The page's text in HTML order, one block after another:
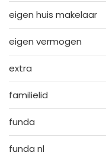
eigen huis makelaar
eigen vermogen
extra
familielid
funda
funda nl